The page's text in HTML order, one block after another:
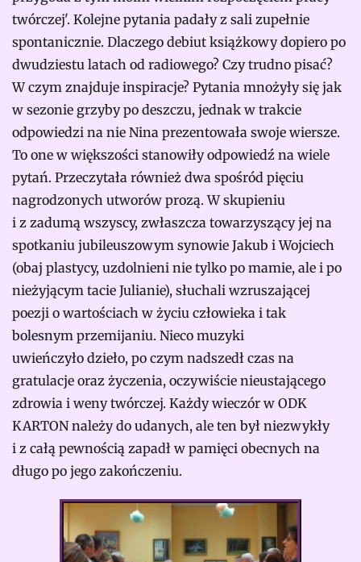
twórczej'. Kolejne pytania padały z sali zupełnie
spontanicznie. Dlaczego debiut książkowy dopiero po
dwudziestu latach od radiowego? Czy trudno pisać?
W czym znajduje inspiracje? Pytania mnożyły się jak
w sezonie grzyby po deszczu, jednak w trakcie
odpowiedzi na nie Nina prezentowała swoje wiersze.
To one w większości stanowiły odpowiedź na wiele
pytań. Przeczytała również dwa spośród pięciu
nagrodzonych utworów prozą. W skupieniu
i z zadumą wszyscy, zwłaszcza towarzyszący jej na
spotkaniu jubileuszowym synowie Jakub i Wojciech
(obaj plastycy, uzdolnieni nie tylko po mamie, ale i po
nieżyjącym tacie Julianie), słuchali wzruszającej
poezji o wartościach w życiu człowieka i tak
bolesnym przemijaniu. Nieco muzyki
uwieńczyło dzieło, po czym nadszedł czas na
gratulacje oraz życzenia, oczywiście nieustającego
zdrowia i weny twórczej. Każdy wieczór w ODK
KARTON należy do udanych, ale ten był niezwykły
i z całą pewnością zapadł w pamięci obecnych na
długo po jego zakończeniu.